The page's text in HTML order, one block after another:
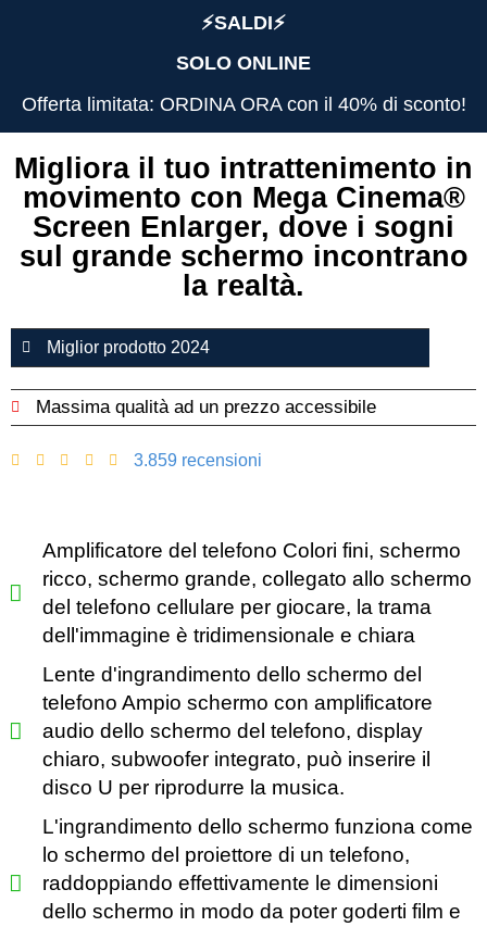
⚡️SALDI⚡️
SOLO ONLINE
Offerta limitata: ORDINA ORA con il 40% di sconto!
Migliora il tuo intrattenimento in
movimento con Mega Cinema®️
Screen Enlarger, dove i sogni
sul grande schermo incontrano
la realtà.
Miglior prodotto 2024
Massima qualità ad un prezzo accessibile
3.859 recensioni
Amplificatore del telefono Colori fini, schermo
ricco, schermo grande, collegato allo schermo
del telefono cellulare per giocare, la trama
dell'immagine è tridimensionale e chiara
Lente d'ingrandimento dello schermo del
telefono Ampio schermo con amplificatore
audio dello schermo del telefono, display
chiaro, subwoofer integrato, può inserire il
disco U per riprodurre la musica.
L'ingrandimento dello schermo funziona come
lo schermo del proiettore di un telefono,
raddoppiando effettivamente le dimensioni
dello schermo in modo da poter goderti film e